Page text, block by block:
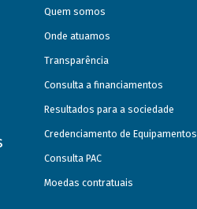
Quem somos
Onde atuamos
Transparência
Consulta a financiamentos
Resultados para a sociedade
Credenciamento de Equipamentos
Consulta PAC
Moedas contratuais